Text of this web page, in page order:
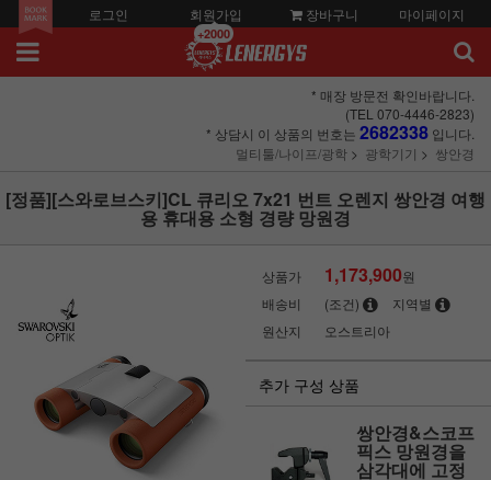
로그인 회원가입
+2000
장바구니 마이페이지
* 매장 방문전 확인바랍니다.
(TEL 070-4446-2823)
* 상담시 이 상품의 번호는 2682338 입니다.
멀티툴/나이프/광학
광학기기 쌍안경
[정품][스와로브스키]CL 큐리오 7x21 번트 오렌지 쌍안경 여행
용 휴대용 소형 경량 망원경
상품가 1,173,900원
배송비
(조건)
지역별
원산지
오스트리아
추가 구성 상품
쌍안경&스코프
픽스 망원경을
삼각대에 고정